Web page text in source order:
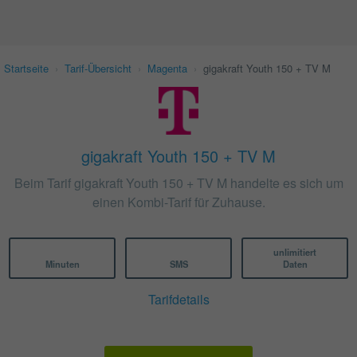
Startseite Tarif-Übersicht Magenta gigakraft Youth 150 + TV M
gigakraft Youth 150 + TV M
Beim Tarif gigakraft Youth 150 + TV M handelte es sich um
einen Kombi-Tarif für Zuhause.
Minuten SMS
unlimitiert
Daten
Tarifdetails